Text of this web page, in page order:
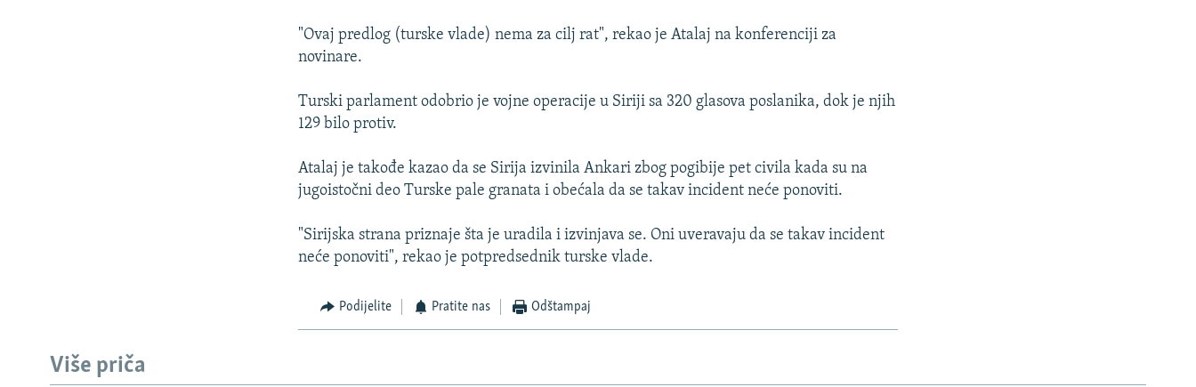
NASTANAK I RASPAD JUGOSLAVIJE
"Ovaj predlog (turske vlade) nema za cilj rat", rekao je Atalaj na konferenciji za
novinare.
Turski parlament odobrio je vojne operacije u Siriji sa 320 glasova poslanika, dok je njih
129 bilo protiv.
Atalaj je takođe kazao da se Sirija izvinila Ankari zbog pogibije pet civila kada su na
jugoistočni deo Turske pale granata i obećala da se takav incident neće ponoviti.
"Sirijska strana priznaje šta je uradila i izvinjava se. Oni uveravaju da se takav incident
neće ponoviti", rekao je potpredsednik turske vlade.
Podijelite Pratite nas Odštampaj
Više priča